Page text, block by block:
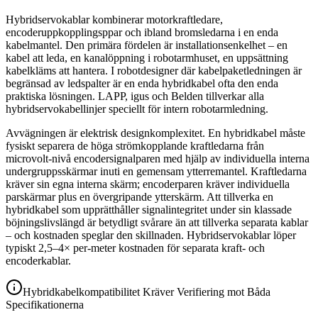
Hybridservokablar kombinerar motorkraftledare,
encoderuppkopplingsppar och ibland bromsledarna i en enda
kabelmantel. Den primära fördelen är installationsenkelhet – en
kabel att leda, en kanalöppning i robotarmhuset, en uppsättning
kabelkläms att hantera. I robotdesigner där kabelpaketledningen är
begränsad av ledspalter är en enda hybridkabel ofta den enda
praktiska lösningen. LAPP, igus och Belden tillverkar alla
hybridservokabellinjer speciellt för intern robotarmledning.
Avvägningen är elektrisk designkomplexitet. En hybridkabel måste
fysiskt separera de höga strömkopplande kraftledarna från
microvolt-nivå encodersignalparen med hjälp av individuella interna
undergruppsskärmar inuti en gemensam ytterremantel. Kraftledarna
kräver sin egna interna skärm; encoderparen kräver individuella
parskärmar plus en övergripande ytterskärm. Att tillverka en
hybridkabel som upprätthåller signalintegritet under sin klassade
böjningslivslängd är betydligt svårare än att tillverka separata kablar
– och kostnaden speglar den skillnaden. Hybridservokablar löper
typiskt 2,5–4× per-meter kostnaden för separata kraft- och
encoderkablar.
Hybridkabelkompatibilitet Kräver Verifiering mot Båda
Specifikationerna